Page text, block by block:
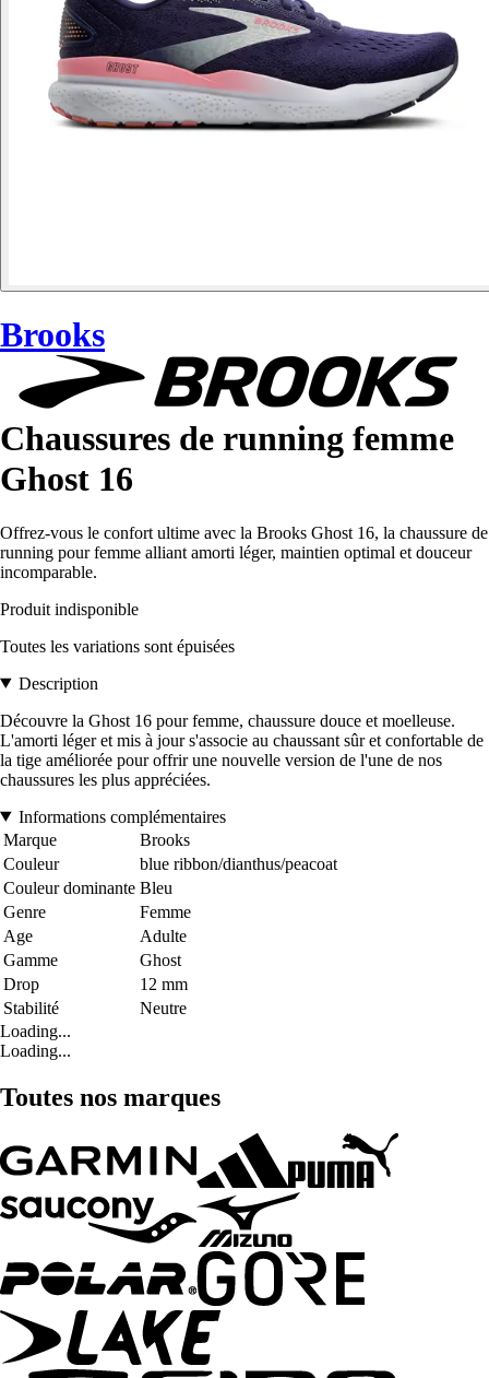
Brooks
Chaussures de running femme
Ghost 16
Offrez-vous le confort ultime avec la Brooks Ghost 16, la chaussure de
running pour femme alliant amorti léger, maintien optimal et douceur
incomparable.
Produit indisponible
Toutes les variations sont épuisées
Description
Découvre la Ghost 16 pour femme, chaussure douce et moelleuse.
L'amorti léger et mis à jour s'associe au chaussant sûr et confortable de
la tige améliorée pour offrir une nouvelle version de l'une de nos
chaussures les plus appréciées.
Informations complémentaires
Marque
Brooks
Couleur
blue ribbon/dianthus/peacoat
Couleur dominante Bleu
Genre
Femme
Age
Adulte
Gamme
Ghost
Drop
12 mm
Stabilité
Neutre
Loading...
Loading...
Toutes nos marques